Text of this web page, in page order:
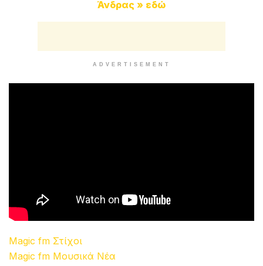
Άνδρας » εδώ
ADVERTISEMENT
Magic fm Στίχοι
Magic fm Μουσικά Νέα